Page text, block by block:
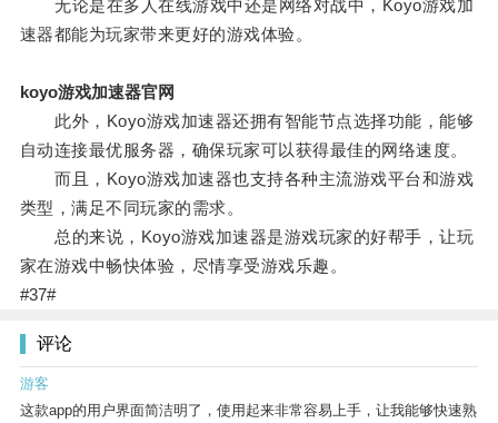
无论是在多人在线游戏中还是网络对战中，Koyo游戏加
速器都能为玩家带来更好的游戏体验。
koyo游戏加速器官网
此外，Koyo游戏加速器还拥有智能节点选择功能，能够
自动连接最优服务器，确保玩家可以获得最佳的网络速度。
而且，Koyo游戏加速器也支持各种主流游戏平台和游戏
类型，满足不同玩家的需求。
总的来说，Koyo游戏加速器是游戏玩家的好帮手，让玩
家在游戏中畅快体验，尽情享受游戏乐趣。
#37#
评论
游客
这款app的用户界面简洁明了，使用起来非常容易上手，让我能够快速熟